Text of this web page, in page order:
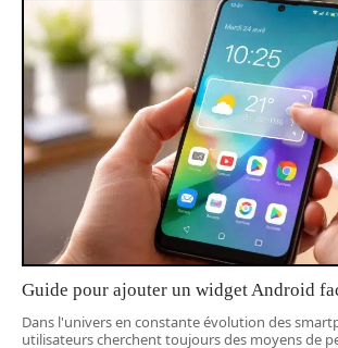
Guide pour ajouter un widget Android
Dans l'univers en constante évolution des
utilisateurs cherchent toujours des moyens de